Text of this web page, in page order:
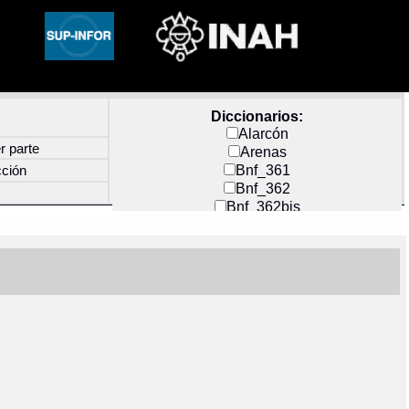
Diccionarios:
Alarcón
Arenas
Bnf_361
Bnf_362
Bnf_362bis
Docs_México
parte